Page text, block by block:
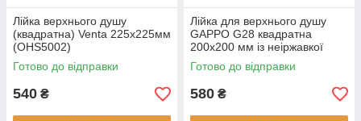
Лійка верхнього душу
(квадратна) Venta 225х225мм
(OHS5002)
Готово до відправки
540 ₴
Лійка для верхнього душу
GAPPO G28 квадратна
200x200 мм із неіржавкої
сталі хром
Готово до відправки
580 ₴